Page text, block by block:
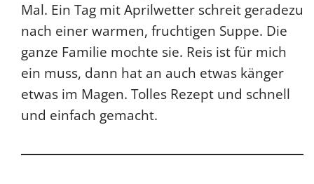
Mal. Ein Tag mit Aprilwetter schreit geradezu
nach einer warmen, fruchtigen Suppe. Die
ganze Familie mochte sie. Reis ist für mich
ein muss, dann hat an auch etwas känger
etwas im Magen. Tolles Rezept und schnell
und einfach gemacht.